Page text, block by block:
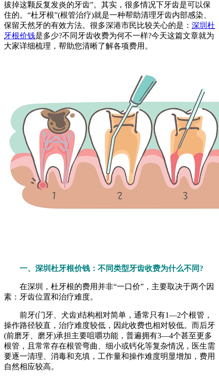
拔掉这颗反复发炎的牙齿”。其实，很多情况下牙齿是可以保
住的。“杜牙根”(根管治疗)就是一种帮助清理牙齿内部感染、
保留天然牙的有效方法。很多深港市民比较关心的是： 深圳杜
牙根价钱是多少?不同牙齿收费为何不一样?今天这篇文章就为
大家详细梳理，帮助您清晰了解各项费用。
一、深圳杜牙根价钱：不同类型牙齿收费为什么不同?
在深圳，杜牙根的费用并非“一口价”，主要取决于两个因
素：牙齿位置和治疗难度。
前牙(门牙、犬齿)结构相对简单，通常只有1—2个根管，
操作路径较直，治疗难度较低，因此收费也相对较低。而后牙
(前磨牙、磨牙)承担主要咀嚼功能，普遍拥有3—4个甚至更多
根管，且常常存在根管弯曲、细小或钙化等复杂情况，医生需
要逐一清理、消毒和充填，工作量和操作难度明显增加，费用
自然相应较高。